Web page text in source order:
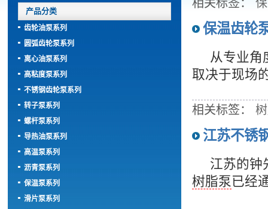
相关标签：
保温齿轮
从专业角
取决于现场
相关标签：
江苏不锈
江苏的钟
树脂泵已经
产品分类
齿轮油泵系列
圆弧齿轮泵系列
离心油泵系列
高粘度泵系列
不锈钢齿轮泵系列
转子泵系列
螺杆泵系列
导热油泵系列
高温泵系列
沥青泵系列
保温泵系列
滑片泵系列